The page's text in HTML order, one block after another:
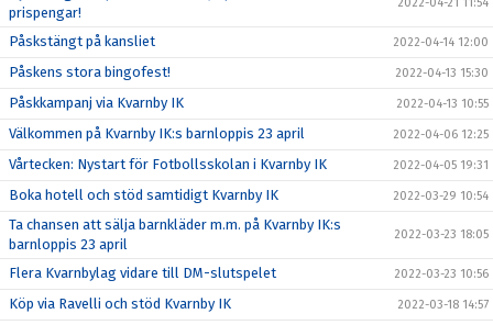
prispengar!
Påskstängt på kansliet 2022-04-14 12:00
Påskens stora bingofest! 2022-04-13 15:30
Påskkampanj via Kvarnby IK 2022-04-13 10:55
Välkommen på Kvarnby IK:s barnloppis 23 april 2022-04-06 12:25
Vårtecken: Nystart för Fotbollsskolan i Kvarnby IK 2022-04-05 19:31
Boka hotell och stöd samtidigt Kvarnby IK 2022-03-29 10:54
Ta chansen att sälja barnkläder m.m. på Kvarnby IK:s
barnloppis 23 april
2022-03-23 18:05
Flera Kvarnbylag vidare till DM-slutspelet 2022-03-23 10:56
Köp via Ravelli och stöd Kvarnby IK 2022-03-18 14:57